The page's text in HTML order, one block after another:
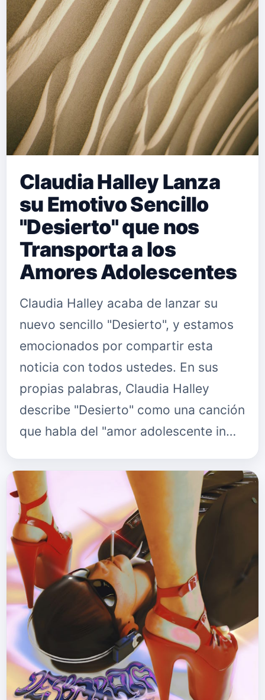
Claudia Halley Lanza
su Emotivo Sencillo
"Desierto" que nos
Transporta a los
Amores Adolescentes
Claudia Halley acaba de lanzar su
nuevo sencillo "Desierto", y estamos
emocionados por compartir esta
noticia con todos ustedes. En sus
propias palabras, Claudia Halley
describe "Desierto" como una canción
que habla del "amor adolescente in…